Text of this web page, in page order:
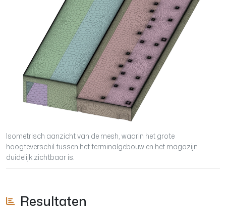
Isometrisch aanzicht van de mesh, waarin het grote
hoogteverschil tussen het terminalgebouw en het magazijn
duidelijk zichtbaar is.
Resultaten